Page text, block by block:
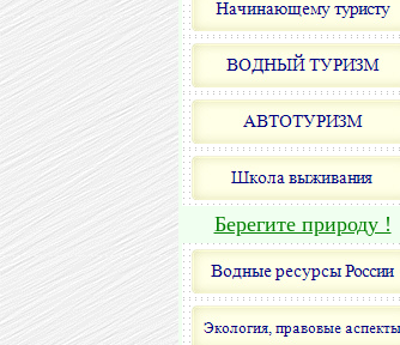
Берегите природу !